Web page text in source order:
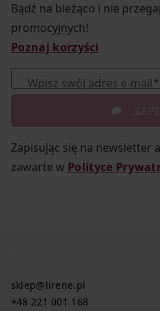
Bądź na bieżąco i nie
promocyjnych!
Poznaj korzyści
Wpisz swój adres e-mail
Zapisując się na newsletter
zawarte w Polityce
sklep@lirene.pl
+48 221 001 168